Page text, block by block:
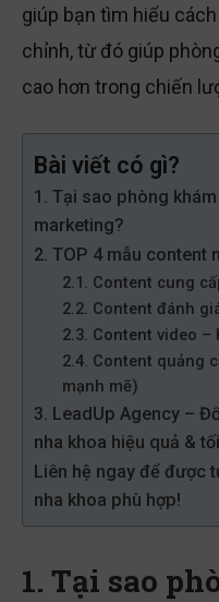
giúp bạn tìm hiểu
chỉnh, từ đó giúp
cao hơn trong chiến
Bài viết có gì?
1. Tại sao phòng
marketing?
2. TOP 4 mẫu content
2.1. Content cung
2.2. Content đánh
2.3. Content video
2.4. Content quảng
mạnh mẽ)
3. LeadUp Agency –
nha khoa hiệu quả &
Liên hệ ngay để được
nha khoa phù hợp!
1. Tại sao